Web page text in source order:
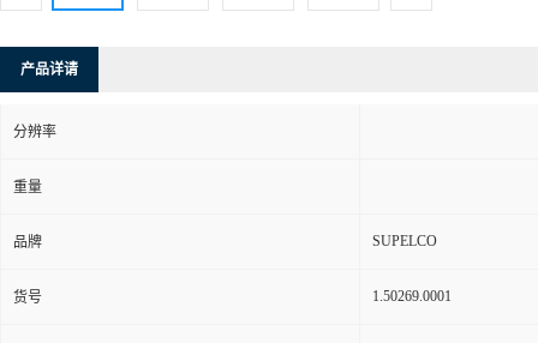
产品详请
分辨率
重量
品牌 SUPELCO
货号 1.50269.0001